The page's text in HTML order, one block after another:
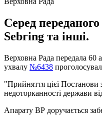
Серед
Sebring та інші.
Верховна Рада передала 60
ухвалу №6438
"Прийняття цієї Постанови
недоторканності держави
Апарату ВР доручається